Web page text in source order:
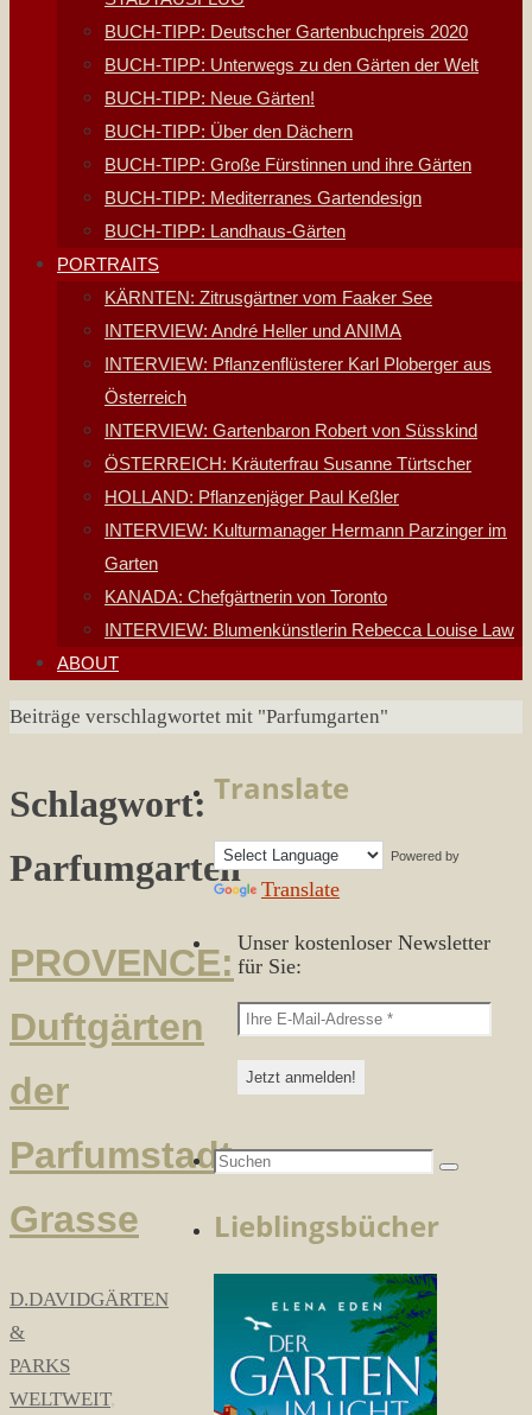
BUCH-TIPP: Deutscher Gartenbuchpreis 2020
BUCH-TIPP: Unterwegs zu den Gärten der Welt
BUCH-TIPP: Neue Gärten!
BUCH-TIPP: Über den Dächern
BUCH-TIPP: Große Fürstinnen und ihre Gärten
BUCH-TIPP: Mediterranes Gartendesign
BUCH-TIPP: Landhaus-Gärten
PORTRAITS
KÄRNTEN: Zitrusgärtner vom Faaker See
INTERVIEW: André Heller und ANIMA
INTERVIEW: Pflanzenflüsterer Karl Ploberger aus
Österreich
INTERVIEW: Gartenbaron Robert von Süsskind
ÖSTERREICH: Kräuterfrau Susanne Türtscher
HOLLAND: Pflanzenjäger Paul Keßler
INTERVIEW: Kulturmanager Hermann Parzinger im
Garten
KANADA: Chefgärtnerin von Toronto
INTERVIEW: Blumenkünstlerin Rebecca Louise Law
ABOUT
Start
Beiträge verschlagwortet mit "Parfumgarten"
Schlagwort:
Parfumgarten
PROVENCE:
Duftgärten
der
Parfumstadt
Grasse
D.DAVIDGÄRTEN
&
PARKS
WELTWEIT,
Translate
Powered by
Translate
Unser kostenloser Newsletter
für Sie:
Suchen
Suchen
Lieblingsbücher